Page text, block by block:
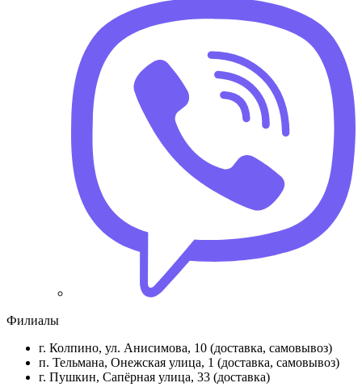
Филиалы
г. Колпино, ул. Анисимова, 10 (доставка, самовывоз)
п. Тельмана, Онежская улица, 1 (доставка, самовывоз)
г. Пушкин, Сапёрная улица, 33 (доставка)